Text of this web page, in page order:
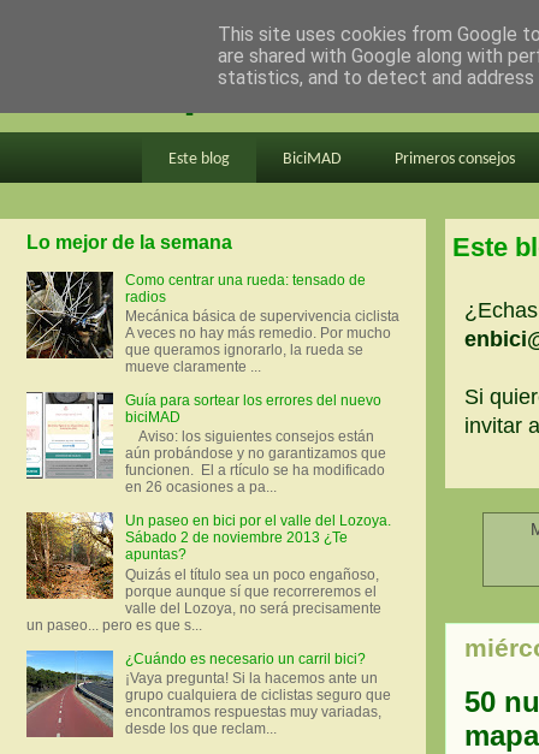
en bici por madrid
Este blog BiciMAD Primeros consejos
Este
Si
invitar
50
mapa
Lo mejor de la semana
Como centrar una rueda: tensado de
radios
Mecánica básica de supervivencia ciclista
A veces no hay más remedio. Por mucho
que queramos ignorarlo, la rueda se
mueve claramente ...
Guía para sortear los errores del nuevo
biciMAD
Aviso: los siguientes consejos están
aún probándose y no garantizamos que
funcionen. El a rtículo se ha modificado
en 26 ocasiones a pa...
Un paseo en bici por el valle del Lozoya.
Sábado 2 de noviembre 2013 ¿Te
apuntas?
Quizás el título sea un poco engañoso,
porque aunque sí que recorreremos el
valle del Lozoya, no será precisamente
un paseo... pero es que s...
¿Cuándo es necesario un carril bici?
¡Vaya pregunta! Si la hacemos ante un
grupo cualquiera de ciclistas seguro que
encontramos respuestas muy variadas,
desde los que reclam...
This site uses cookies from Google
are shared with Google along with
statistics, and to detect and address